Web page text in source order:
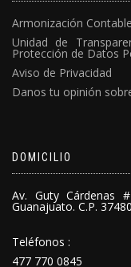
Armonización Contable
Unidad de
Protección de Datos
Aviso de Privacidad
Danos tu opinión
DOMICILIO
Av. Guty Cárdenas
Guanajuato. C.P. 37480
Teléfonos :
477 770 0845